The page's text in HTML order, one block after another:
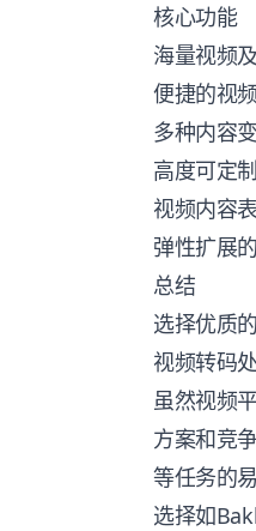
核心功能
海量视频
便捷的视
多种内容
高度可定
视频内容
弹性扩展
总结
选择优质
视频转码
虽然视频
方案和竞
等任务的
选择如